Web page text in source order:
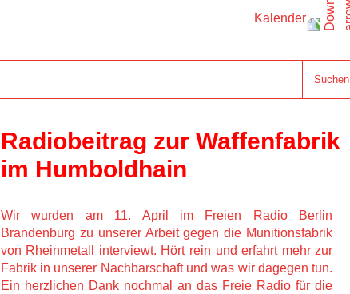
Kalender
Suchen
Radiobeitrag zur Waffenfabrik
im Humboldhain
Wir wurden am 11. April im Freien Radio Berlin
Brandenburg zu unserer Arbeit gegen die Munitionsfabrik
von Rheinmetall interviewt. Hört rein und erfahrt mehr zur
Fabrik in unserer Nachbarschaft und was wir dagegen tun.
Ein herzlichen Dank nochmal an das Freie Radio für die